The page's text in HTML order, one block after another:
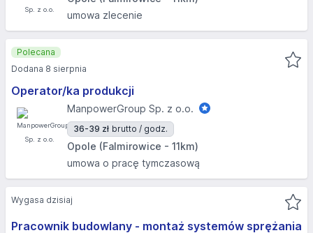
umowa zlecenie
Operator/ka produkcji
ManpowerGroup Sp. z o.o.
36-39 zł brutto / godz.
Opole (Falmirowice - 11km)
umowa o pracę tymczasową
Polecana
Dodana 8 sierpnia
Pracownik budowlany - montaż systemów sprężania
Wygasa dzisiaj